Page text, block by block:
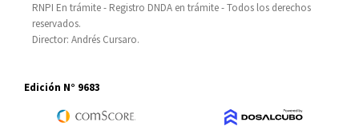
RNPI En trámite - Registro DNDA en trámite - Todos los derechos
reservados.
Director: Andrés Cursaro.
Edición N° 9683